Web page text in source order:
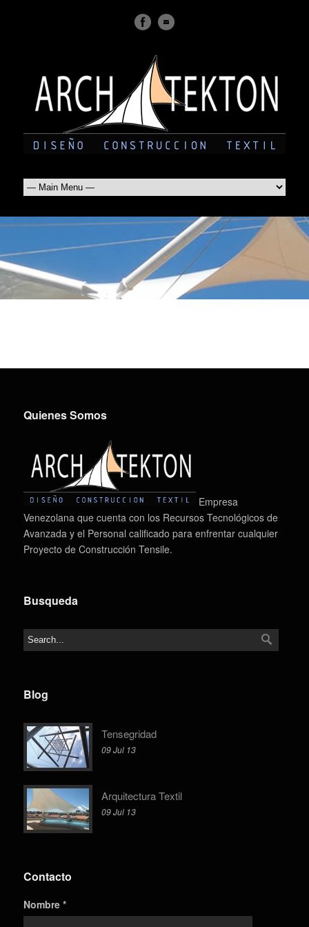
Quienes Somos
Empresa
Venezolana que cuenta con los Recursos Tecnológicos de
Avanzada y el Personal calificado para enfrentar cualquier
Proyecto de Construcción Tensile.
Busqueda
Blog
Tensegridad
09 Jul 13
Arquitectura Textil
09 Jul 13
Contacto
Nombre *